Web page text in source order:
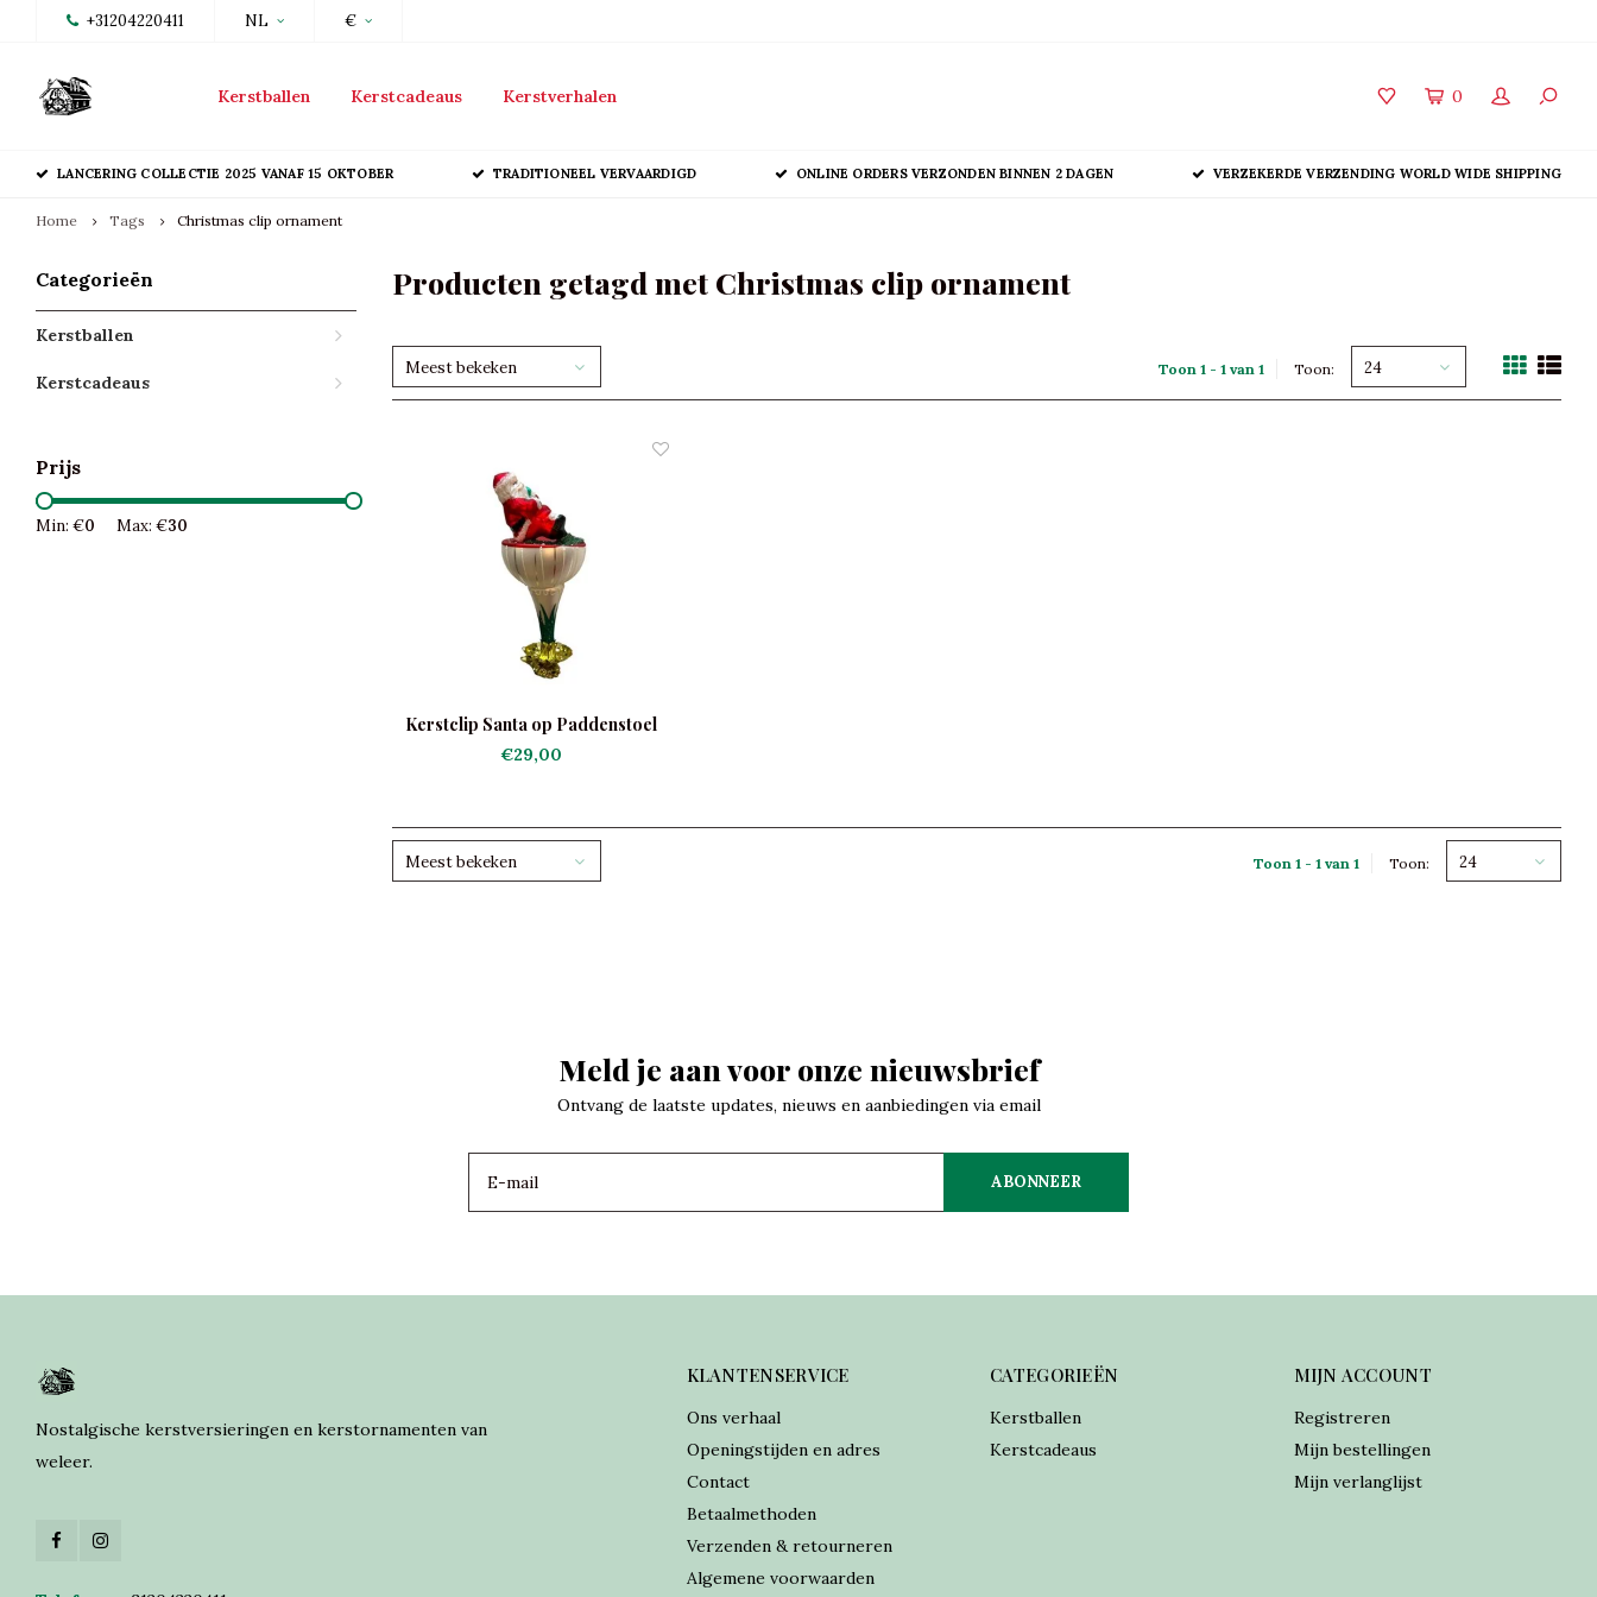
+31204220411 NL €
Kerstballen Kerstcadeaus Kerstverhalen 0
LANCERING COLLECTIE 2025 VANAF 15 OKTOBER TRADITIONEEL VERVAARDIGD ONLINE ORDERS VERZONDEN BINNEN 2 DAGEN VERZEKERDE VERZENDING WORLD WIDE SHIPPING
Home Tags Christmas clip ornament
Categorieën
Kerstballen
Kerstcadeaus
Prijs
Min: €0 Max: €30
Producten getagd met Christmas clip ornament
Meest bekeken Toon 1 - 1 van 1 Toon: 24
Kerstclip Santa op Paddenstoel
€29,00
Meest bekeken Toon 1 - 1 van 1 Toon: 24
Meld je aan voor onze nieuwsbrief
Ontvang de laatste updates, nieuws en aanbiedingen via email
ABONNEER
Nostalgische kerstversieringen en kerstornamenten van
weleer.
KLANTENSERVICE
Ons verhaal
Openingstijden en adres
Contact
Betaalmethoden
Verzenden & retourneren
Algemene voorwaarden
CATEGORIEËN
Kerstballen
Kerstcadeaus
MIJN ACCOUNT
Registreren
Mijn bestellingen
Mijn verlanglijst